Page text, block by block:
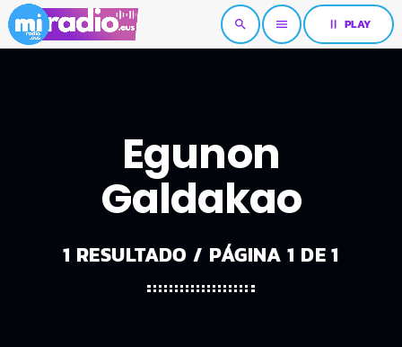
search menu pause PLAY
Egunon
Galdakao
1 RESULTADO / PÁGINA 1 DE 1